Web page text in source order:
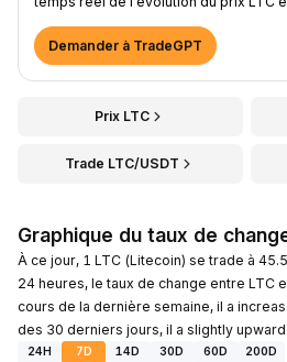
Demander à TradeGPT
Prix LTC
Trade LTC/USDT
Graphique du taux de
À ce jour, 1 LTC (Litecoin) se trade à
24 heures, le taux de change entre LTC
cours de la dernière semaine, il a
des 30 derniers jours, il a slightly
24H 7D 14D 30D 60D
200D